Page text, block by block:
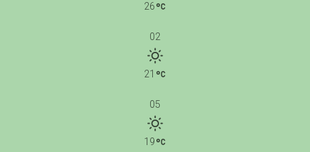
26
02
21
05
19